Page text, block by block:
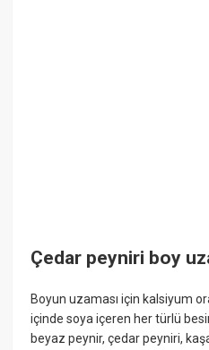
Çedar peyniri boy
Boyun uzaması için kalsiyum
içinde soya içeren her türlü
beyaz peynir, çedar peyniri,